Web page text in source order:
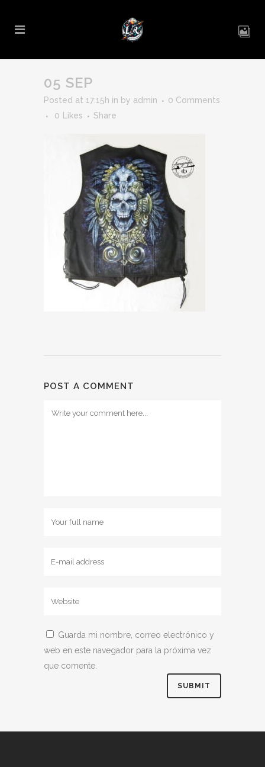
05 SEP
Posted at 17:15h in by admin
0 Comments
0
Likes Share
POST A COMMENT
Guarda mi nombre, correo electrónico y
web en este navegador para la próxima vez
que comente.